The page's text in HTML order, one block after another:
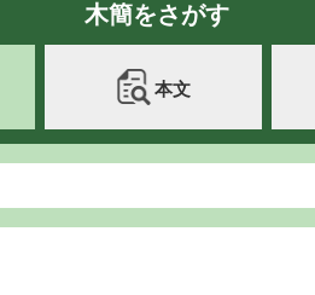
木簡をさがす
本文